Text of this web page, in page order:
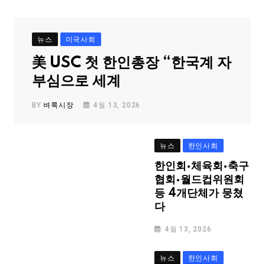
뉴스 미국사회
美 USC 첫 한인총장 “한국계 자
부심으로 세계
BY 벼룩시장 4월 13, 2026
뉴스 한인사회
한인회·체육회·축구
협회·월드컵위원회
등 4개단체가 뭉쳤
다
4월 13, 2026
뉴스 한인사회